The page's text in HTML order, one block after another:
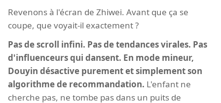
Revenons à l'écran de Zhiwei. Avant que ça se
coupe, que voyait-il exactement ?
Pas de scroll infini. Pas de tendances virales. Pas
d'influenceurs qui dansent. En mode mineur,
Douyin désactive purement et simplement son
algorithme de recommandation. L'enfant ne
cherche pas, ne tombe pas dans un puits de